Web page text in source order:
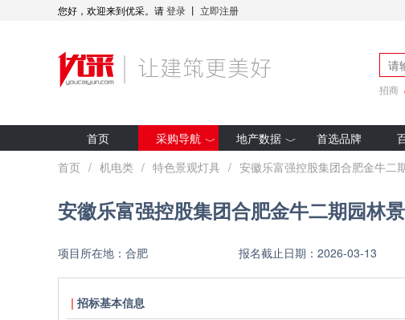
您好，欢迎来到优采。请登录 丨 立即注册
招商
首页
采购导航
最新招标
采购人动态
地产数据
房企拿地
全装修项目
首选品牌
首页 / 机电类 / 特色景观灯具 / 安徽乐富强控股集团合肥金牛二
安徽乐富强控股集团合肥金牛二期园林
项目所在地： 合肥 报名截止日期： 2026-03-13
招标基本信息